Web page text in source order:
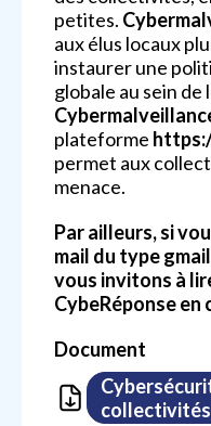
petites.
aux élus locaux
instaurer une
globale au sein
plateforme
permet aux
menace.
Par ailleurs, si
mail du type
vous invitons à
CybeRéponse
Document
collectivités